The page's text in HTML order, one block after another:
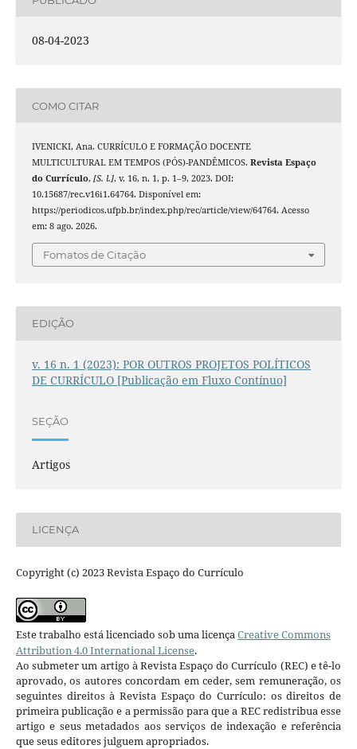
08-04-2023
COMO CITAR
IVENICKI, Ana. CURRÍCULO E FORMAÇÃO DOCENTE
MULTICULTURAL EM TEMPOS (PÓS)-PANDÊMICOS. Revista Espaço
do Currículo, [S. l.], v. 16, n. 1, p. 1–9, 2023. DOI:
10.15687/rec.v16i1.64764. Disponível em:
https://periodicos.ufpb.br/index.php/rec/article/view/64764. Acesso
em: 8 ago. 2026.
Fomatos de Citação
EDIÇÃO
v. 16 n. 1 (2023): POR OUTROS PROJETOS POLÍTICOS
DE CURRÍCULO [Publicação em Fluxo Contínuo]
SEÇÃO
Artigos
LICENÇA
Copyright (c) 2023 Revista Espaço do Currículo
Este trabalho está licenciado sob uma licençaCreative Commons
Attribution 4.0 International License.
Ao submeter um artigo à Revista Espaço do Currículo (REC) e tê-lo
aprovado, os autores concordam em ceder, sem remuneração, os
seguintes direitos à Revista Espaço do Currículo: os direitos de
primeira publicação e a permissão para que a REC redistribua esse
artigo e seus metadados aos serviços de indexação e referência
que seus editores julguem apropriados.